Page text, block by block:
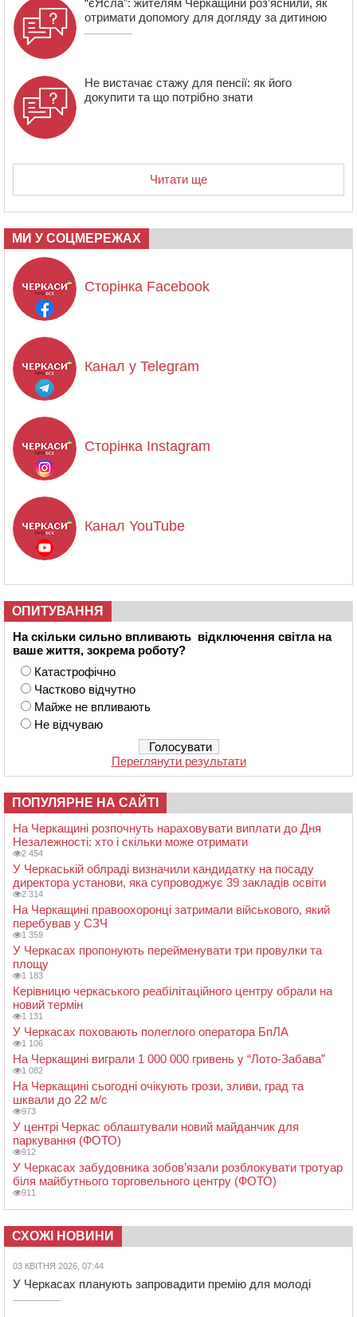
отримати допомогу для догляду за дитиною
Не вистачає стажу для пенсії: як його
докупити та що потрібно знати
Читати ще
МИ У СОЦМЕРЕЖАХ
Сторінка Facebook
Канал у Telegram
Сторінка Instagram
Канал YouTube
ОПИТУВАННЯ
На скільки сильно впливають відключення світла на
ваше життя, зокрема роботу?
Катастрофічно
Частково відчутно
Майже не впливають
Не відчуваю
Переглянути результати
ПОПУЛЯРНЕ НА САЙТІ
На Черкащині розпочнуть нараховувати виплати до Дня
Незалежності: хто і скільки може отримати
2 454
У Черкаській облраді визначили кандидатку на посаду
директора установи, яка супроводжує 39 закладів освіти
2 314
На Черкащині правоохоронці затримали військового, який
перебував у СЗЧ
1 359
У Черкасах пропонують перейменувати три провулки та
площу
1 183
Керівницю черкаського реабілітаційного центру обрали на
новий термін
1 131
У Черкасах поховають полеглого оператора БпЛА
1 106
На Черкащині виграли 1 000 000 гривень у “Лото-Забава”
1 082
На Черкащині сьогодні очікують грози, зливи, град та
шквали до 22 м/с
973
У центрі Черкас облаштували новий майданчик для
паркування (ФОТО)
912
У Черкасах забудовника зобов’язали розблокувати тротуар
біля майбутнього торговельного центру (ФОТО)
911
СХОЖІ НОВИНИ
03 КВІТНЯ 2026, 07:44
У Черкасах планують запровадити премію для молоді